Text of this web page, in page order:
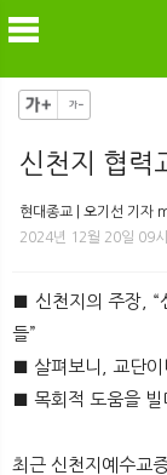
신천지 협력
현대종교 | 오기선 기
2024년 12월 20일 09
■ 신천지의 주장, “
들”
■ 살펴보니, 교단이
■ 목회적 도움을 빌
최근 신천지예수교